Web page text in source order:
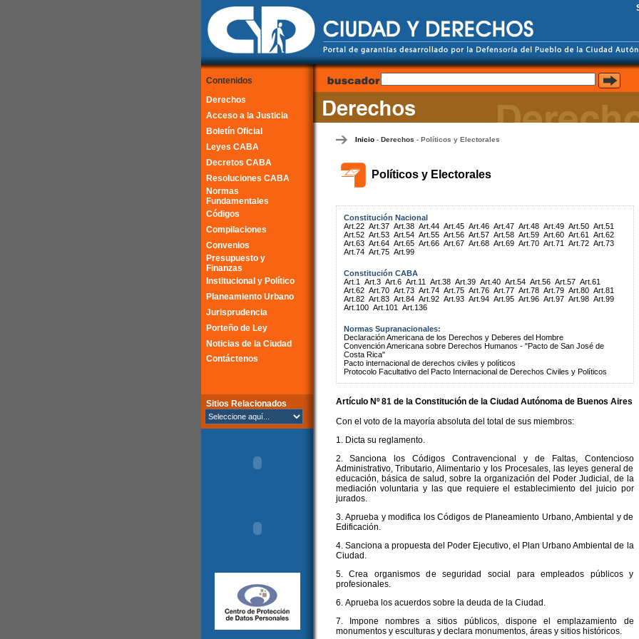
Contenidos
Derechos
Acceso a la Justicia
Boletín Oficial
Leyes CABA
Decretos CABA
Resoluciones CABA
Normas
Fundamentales
Códigos
Compilaciones
Convenios
Presupuesto y
Finanzas
Institucional y Político
Planeamiento Urbano
Jurisprudencia
Porteño de Ley
Noticias de la Ciudad
Contáctenos
Sitios Relacionados
Inicio- Derechos - Políticos y Electorales
Políticos y Electorales
Constitución Nacional
Art.22 Art.37 Art.38 Art.44 Art.45 Art.46 Art.47 Art.48 Art.49 Art.50 Art.51
Art.52 Art.53 Art.54 Art.55 Art.56 Art.57 Art.58 Art.59 Art.60 Art.61
Art.62
Art.63 Art.64 Art.65 Art.66 Art.67 Art.68 Art.69 Art.70 Art.71 Art.72 Art.73
Art.74 Art.75 Art.99
Constitución CABA
Art.1
Art.3 Art.6 Art.11 Art.38 Art.39 Art.40 Art.54 Art.56 Art.57 Art.61
Art.62 Art.70 Art.73 Art.74 Art.75 Art.76 Art.77 Art.78 Art.79 Art.80 Art.81
Art.82 Art.83 Art.84 Art.92 Art.93 Art.94 Art.95 Art.96 Art.97 Art.98 Art.99
Art.100 Art.101 Art.136
Normas Supranacionales:
Declaración Americana de los Derechos y Deberes del Hombre
Convención Americana sobre Derechos Humanos - "Pacto de San José de
Costa Rica"
Pacto internacional de derechos civiles y políticos
Protocolo Facultativo del Pacto Internacional de Derechos Civiles y Políticos
Artículo Nº 81 de la Constituciónde la Ciudad Autónoma de Buenos Aires
Con el voto de la mayoría absoluta del total de sus miembros:
1. Dicta su reglamento.
2. Sanciona los Códigos Contravencional y de Faltas, Contencioso
Administrativo, Tributario, Alimentario y los Procesales, las leyes general de
educación, básica de salud, sobre la organización del Poder Judicial, de la
mediación voluntaria y las que requiere el establecimiento del juicio por
jurados.
3. Aprueba y modifica los Códigos de Planeamiento Urbano, Ambiental y de
Edificación.
4. Sanciona a propuesta del Poder Ejecutivo, el Plan Urbano Ambiental de la
Ciudad.
5. Crea organismos de seguridad social para empleados públicos y
profesionales.
6. Aprueba los acuerdos sobre la deuda de la Ciudad.
7. Impone nombres a sitios públicos, dispone el emplazamiento de
monumentos y esculturas y declara monumentos, áreas y sitios históricos.